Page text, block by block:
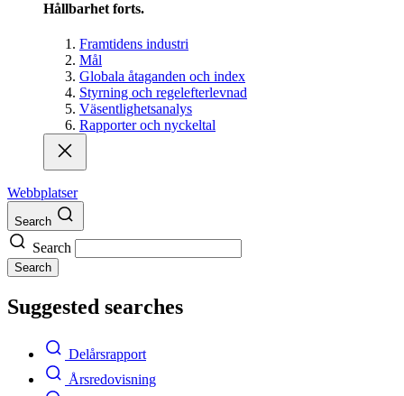
Hållbarhet forts.
Framtidens industri
Mål
Globala åtaganden och index
Styrning och regelefterlevnad
Väsentlighetsanalys
Rapporter och nyckeltal
Webbplatser
Search
Search
Search
Suggested searches
Delårsrapport
Årsredovisning